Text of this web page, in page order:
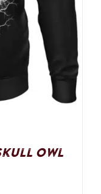
Owl